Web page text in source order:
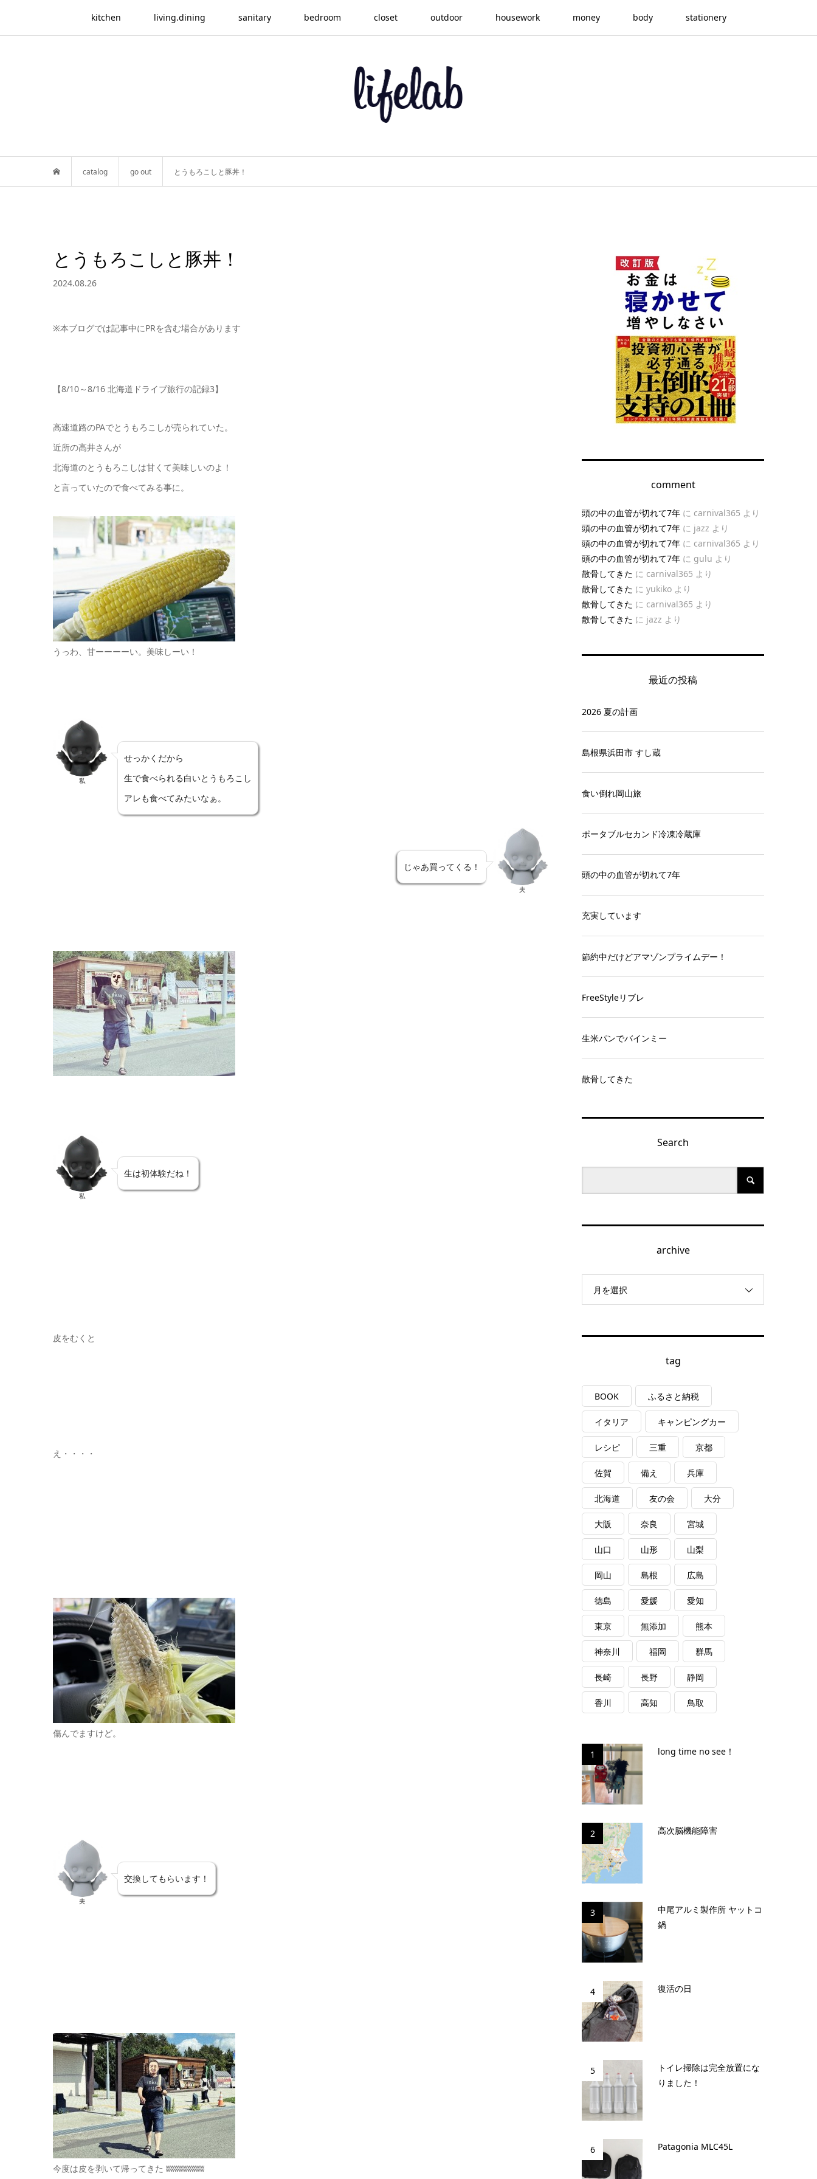
kitchen living.dining sanitary bedroom closet outdoor housework money body stationery
catalog go out とうもろこしと豚丼！
とうもろこしと豚丼！
2024.08.26
※本ブログでは記事中にPRを含む場合があります
【8/10～8/16 北海道ドライブ旅行の記録3】
高速道路のPAでとうもろこしが売られていた。
近所の高井さんが
北海道のとうもろこしは甘くて美味しいのよ！
と言っていたので食べてみる事に。
うっわ、甘ーーーーい。美味しーい！
私
せっかくだから
生で食べられる白いとうもろこし
アレも食べてみたいなぁ。
じゃあ買ってくる！
夫
私
生は初体験だね！
皮をむくと
え・・・・
傷んでますけど。
夫
交換してもらいます！
今度は皮を剥いて帰ってきた ʬʬʬʬʬʬʬʬʬ
comment
頭の中の血管が切れて7年 に carnival365 より
頭の中の血管が切れて7年 に jazz より
頭の中の血管が切れて7年 に carnival365 より
頭の中の血管が切れて7年 に gulu より
散骨してきた に carnival365 より
散骨してきた に yukiko より
散骨してきた に carnival365 より
散骨してきた に jazz より
最近の投稿
2026 夏の計画
島根県浜田市 すし蔵
食い倒れ岡山旅
ポータブルセカンド冷凍冷蔵庫
頭の中の血管が切れて7年
充実しています
節約中だけどアマゾンプライムデー！
FreeStyleリブレ
生米パンでバインミー
散骨してきた
Search
archive
月を選択
tag
BOOK ふるさと納税
イタリア キャンピングカー
レシピ 三重 京都
佐賀 備え 兵庫
北海道 友の会 大分
大阪 奈良 宮城
山口 山形 山梨
岡山 島根 広島
徳島 愛媛 愛知
東京 無添加 熊本
神奈川 福岡 群馬
長崎 長野 静岡
香川 高知 鳥取
1 long time no see！
2 高次脳機能障害
3
中尾アルミ製作所 ヤットコ
鍋
4 復活の日
5
トイレ掃除は完全放置にな
りました！
6 Patagonia MLC45L